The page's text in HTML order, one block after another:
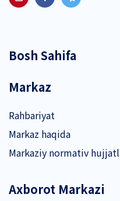
Bosh Sahifa
Markaz
Rahbariyat
Markaz haqida
Markaziy normativ
Axborot Markazi